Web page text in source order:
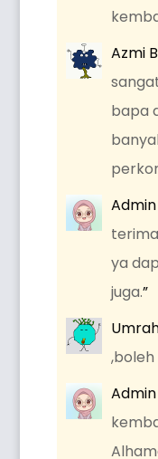
Azmi
bapa
ya
juga.”